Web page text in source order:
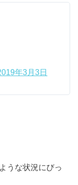
年3月3日
うな状況にびっ